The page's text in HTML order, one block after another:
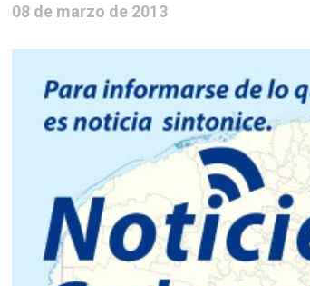
08 de marzo de 2013